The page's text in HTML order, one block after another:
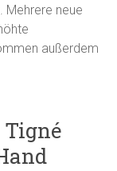
Mehrere neue
außerdem